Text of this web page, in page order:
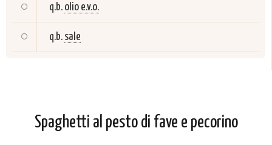
q.b. olio e.v.o.
q.b. sale
Spaghetti al pesto di fave e pecorino